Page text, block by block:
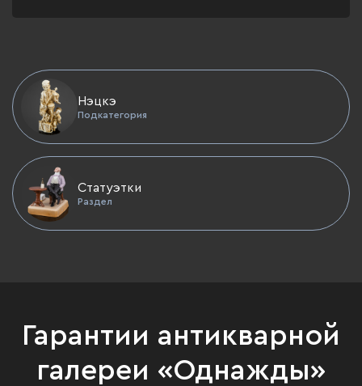
Нэцкэ
Подкатегория
Статуэтки
Раздел
Гарантии антикварной
галереи «Однажды»